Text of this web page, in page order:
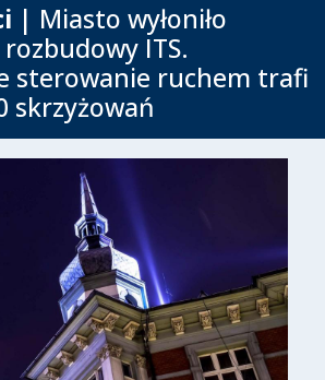
| Miasto wyłoniło
ITS.
sterowanie ruchem trafi
skrzyżowań